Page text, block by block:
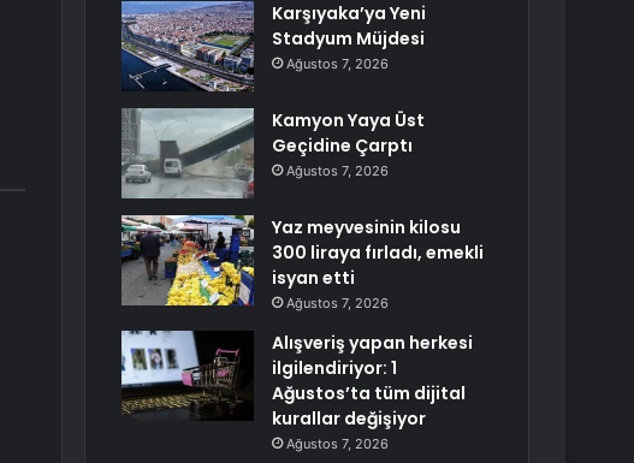
Karşıyaka’ya Yeni
Stadyum Müjdesi
Ağustos 7, 2026
Kamyon Yaya Üst
Geçidine Çarptı
Ağustos 7, 2026
Yaz meyvesinin kilosu
300 liraya fırladı, emekli
isyan etti
Ağustos 7, 2026
Alışveriş yapan herkesi
ilgilendiriyor: 1
Ağustos’ta tüm dijital
kurallar değişiyor
Ağustos 7, 2026